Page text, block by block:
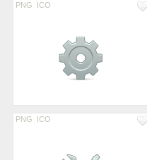
PNG ICO
PNG ICO